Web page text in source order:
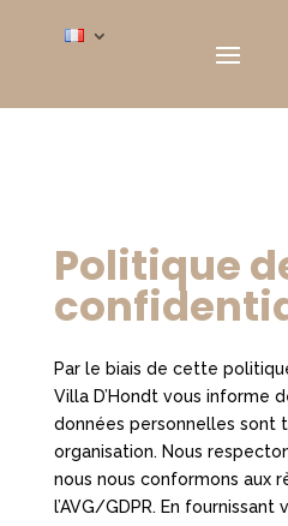
Politique
Par le biais de cette
Villa D’Hondt vous informe
données personnelles sont
organisation. Nous
nous nous conformons aux
l’AVG/GDPR. En